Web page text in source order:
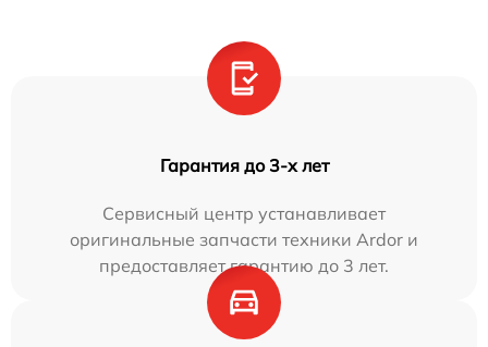
Гарантия до 3-х лет
Сервисный центр устанавливает
оригинальные запчасти техники Ardor и
предоставляет гарантию до 3 лет.